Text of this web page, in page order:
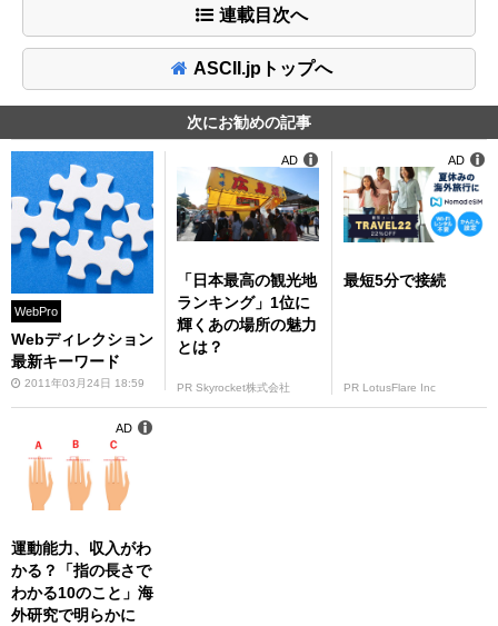
連載目次へ
ASCII.jpトップへ
次にお勧めの記事
WebPro
Webディレクション
最新キーワード
2011年03月24日 18:59
「日本最高の観光地
ランキング」1位に
輝くあの場所の魅力
とは？
PR Skyrocket株式会社
AD
最短5分で接続
PR LotusFlare Inc
AD
運動能力、収入がわ
かる？「指の長さで
わかる10のこと」海
外研究で明らかに
AD